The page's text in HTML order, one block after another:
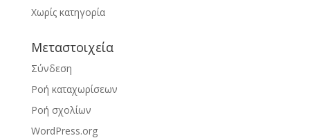
Χωρίς κατηγορία
Μεταστοιχεία
Σύνδεση
Ροή καταχωρίσεων
Ροή σχολίων
WordPress.org